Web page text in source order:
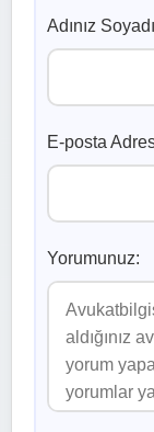
Adınız
E-posta
Yorumunuz: